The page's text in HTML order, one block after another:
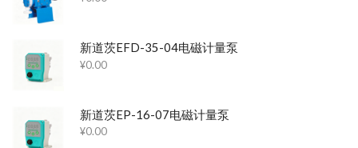
新道茨EFD-35-04电磁计量泵
¥0.00
新道茨EP-16-07电磁计量泵
¥0.00